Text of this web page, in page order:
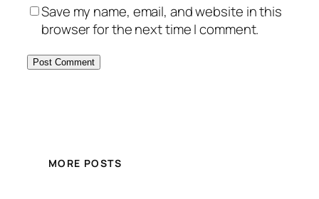
Save my name, email, and website in this
browser for the next time I comment.
MORE POSTS